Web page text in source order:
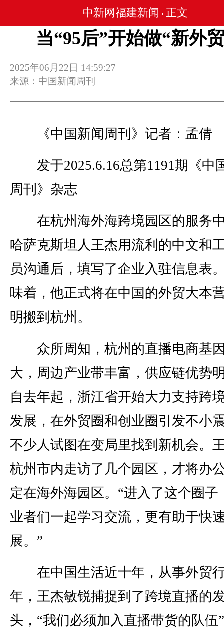
中新网福建新闻 • 正文
当“95后”开始做“新外
2025年06月22日 14:59:27
来源：中国新闻周刊
《中国新闻周刊》记者：孟倩
发于2025.6.16总第1191期《中
周刊》杂志
在杭州海外海跨境园区的服务
哈萨克斯坦人王杰用流利的中文和
员沟通后，填写了企业入驻信息表
味着，他正式将在中国的外贸大本
明搬到杭州。
众所周知，杭州的直播电商基
大，周边产业带丰富，供应链优势
自去年起，浙江省开始大力支持跨
发展，在外贸圈和创业圈引发不小
不少人试图在变局里找到新机会。
杭州市内走访了几个园区，才将办
定在海外海园区。“进入了这个圈子
业者们一起学习交流，更有助于快
展。”
在中国生活近十年，从事外贸
年，王杰敏锐捕捉到了跨境直播的
头，“我们必须加入直播带货的队伍